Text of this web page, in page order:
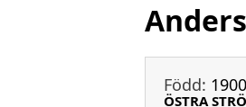
Född:
ÖSTRA